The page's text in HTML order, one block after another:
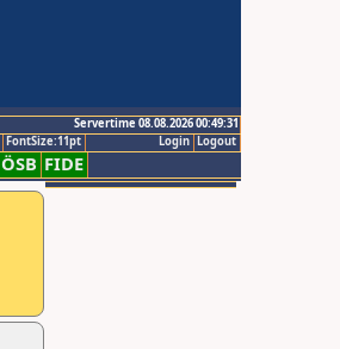
Servertime 08.08.2026 00:49:31
Logout
Login
FontSize:11pt
ÖSB FIDE